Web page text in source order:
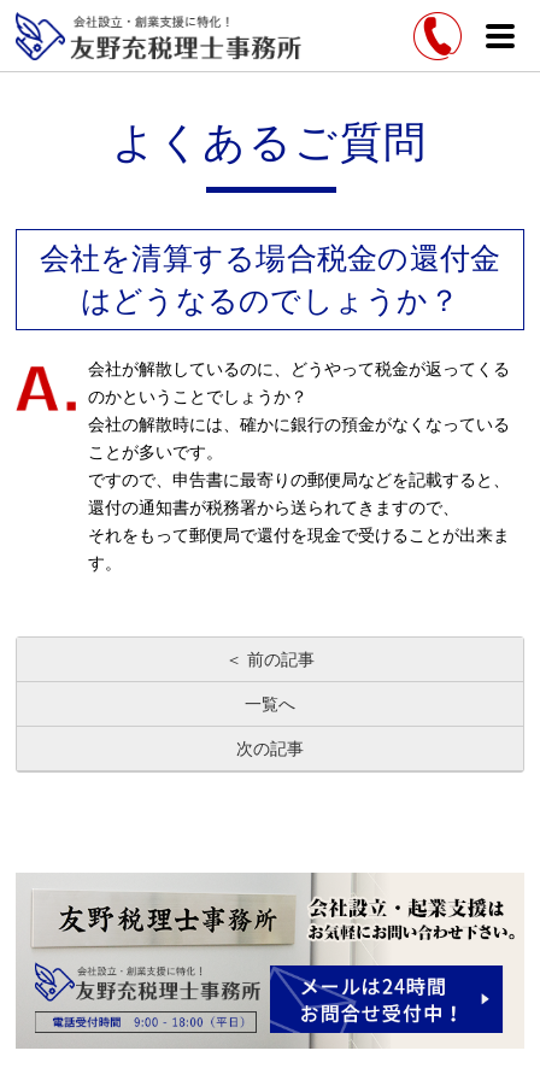
よくあるご質問
会社を清算する場合税金の還付金
はどうなるのでしょうか？
会社が解散しているのに、どうやって税金が返ってくる
のかということでしょうか？
会社の解散時には、確かに銀行の預金がなくなっている
ことが多いです。
ですので、申告書に最寄りの郵便局などを記載すると、
還付の通知書が税務署から送られてきますので、
それをもって郵便局で還付を現金で受けることが出来ま
す。
＜ 前の記事
一覧へ
次の記事